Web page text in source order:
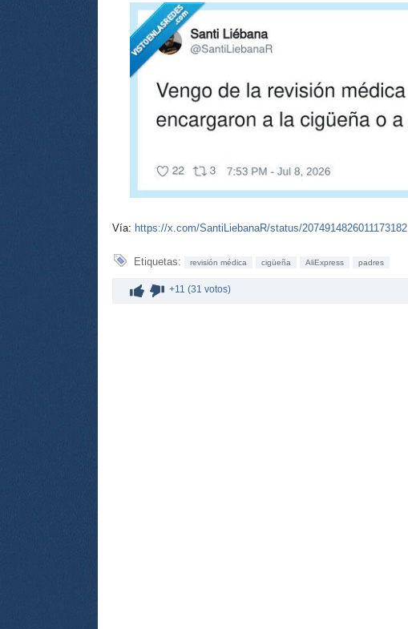
Vía: https://x.com/SantiLiebanaR/status/2074914826011173182
Etiquetas: revisión médica cigüeña AliExpress padres
+11 (31 votos)